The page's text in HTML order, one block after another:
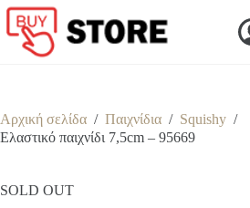
Μετάβαση
στο
περιεχόμενο
Αρχική σελίδα / Παιχνίδια / Squishy /
Ελαστικό παιχνίδι 7,5cm – 95669
SOLD OUT